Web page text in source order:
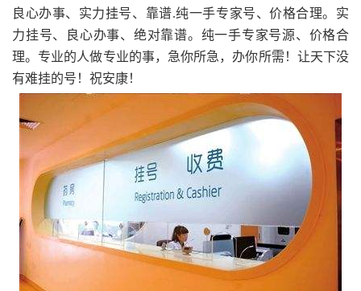
良心办事、实力挂号、靠谱.纯一手专家号、价格合理。实
力挂号、良心办事、绝对靠谱。纯一手专家号源、价格合
理。专业的人做专业的事，急你所急，办你所需！让天下没
有难挂的号！祝安康！